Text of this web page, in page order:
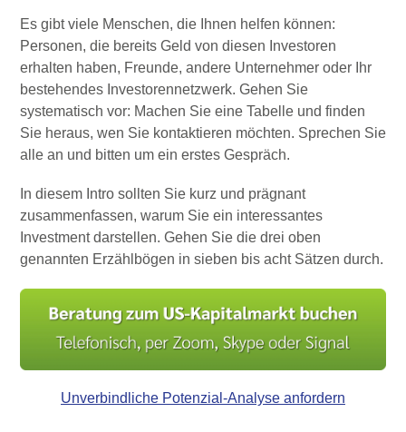
Es gibt viele Menschen, die Ihnen helfen können:
Personen, die bereits Geld von diesen Investoren
erhalten haben, Freunde, andere Unternehmer oder Ihr
bestehendes Investorennetzwerk. Gehen Sie
systematisch vor: Machen Sie eine Tabelle und finden
Sie heraus, wen Sie kontaktieren möchten. Sprechen Sie
alle an und bitten um ein erstes Gespräch.
In diesem Intro sollten Sie kurz und prägnant
zusammenfassen, warum Sie ein interessantes
Investment darstellen. Gehen Sie die drei oben
genannten Erzählbögen in sieben bis acht Sätzen durch.
Unverbindliche Potenzial-Analyse anfordern